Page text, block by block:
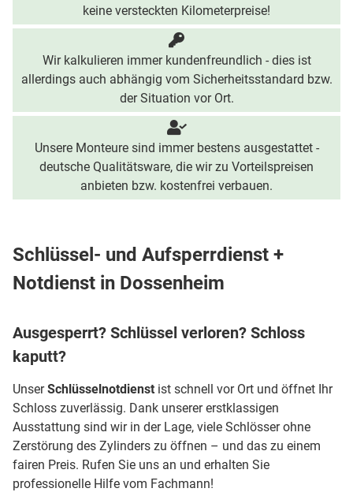
keine versteckten Kilometerpreise!
Wir kalkulieren immer kundenfreundlich - dies ist
allerdings auch abhängig vom Sicherheitsstandard bzw.
der Situation vor Ort.
Unsere Monteure sind immer bestens ausgestattet -
deutsche Qualitätsware, die wir zu Vorteilspreisen
anbieten bzw. kostenfrei verbauen.
Schlüssel- und Aufsperrdienst +
Notdienst in Dossenheim
Ausgesperrt? Schlüssel verloren? Schloss
kaputt?
UnserSchlüsselnotdienst ist schnell vor Ort und öffnet Ihr
Schloss zuverlässig. Dank unserer erstklassigen
Ausstattung sind wir in der Lage, viele Schlösser ohne
Zerstörung des Zylinders zu öffnen – und das zu einem
fairen Preis. Rufen Sie uns an und erhalten Sie
professionelle Hilfe vom Fachmann!